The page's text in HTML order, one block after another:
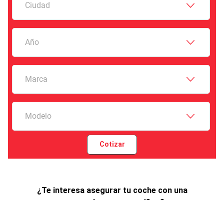
Ciudad
Año
Marca
Modelo
Cotizar
¿Te interesa asegurar tu coche con una